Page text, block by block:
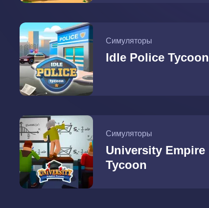
Симуляторы
Idle Police Tycoon
Симуляторы
University Empire
Tycoon